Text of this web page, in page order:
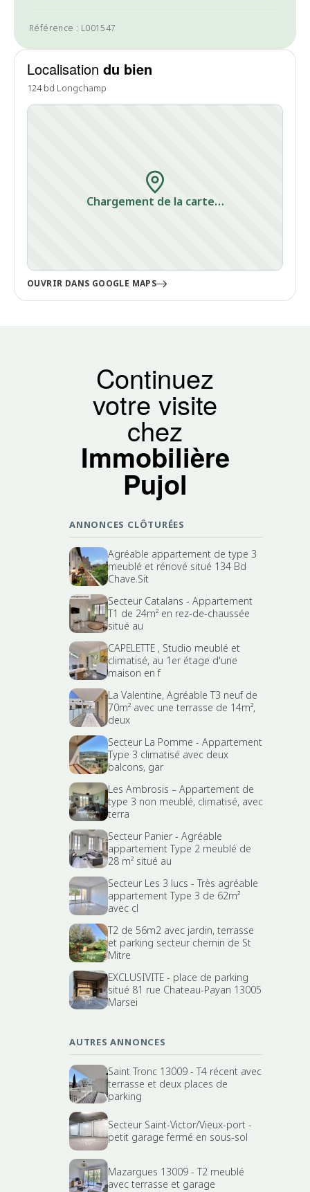
Référence : L001547
Localisation du bien
124 bd Longchamp
Chargement de la carte…
OUVRIR DANS GOOGLE MAPS
Continuez
votre visite
chez
Immobilière
Pujol
ANNONCES CLÔTURÉES
Agréable appartement de type 3
meublé et rénové situé 134 Bd
Chave.Sit
Secteur Catalans - Appartement
T1 de 24m² en rez-de-chaussée
situé au
CAPELETTE , Studio meublé et
climatisé, au 1er étage d'une
maison en f
La Valentine, Agréable T3 neuf de
70m² avec une terrasse de 14m²,
deux
Secteur La Pomme - Appartement
Type 3 climatisé avec deux
balcons, gar
Les Ambrosis – Appartement de
type 3 non meublé, climatisé, avec
terra
Secteur Panier - Agréable
appartement Type 2 meublé de
28 m² situé au
Secteur Les 3 lucs - Très agréable
appartement Type 3 de 62m²
avec cl
T2 de 56m2 avec jardin, terrasse
et parking secteur chemin de St
Mitre
EXCLUSIVITE - place de parking
situé 81 rue Chateau-Payan 13005
Marsei
AUTRES ANNONCES
Saint Tronc 13009 - T4 récent avec
terrasse et deux places de
parking
Secteur Saint-Victor/Vieux-port -
petit garage fermé en sous-sol
Mazargues 13009 - T2 meublé
avec terrasse et garage